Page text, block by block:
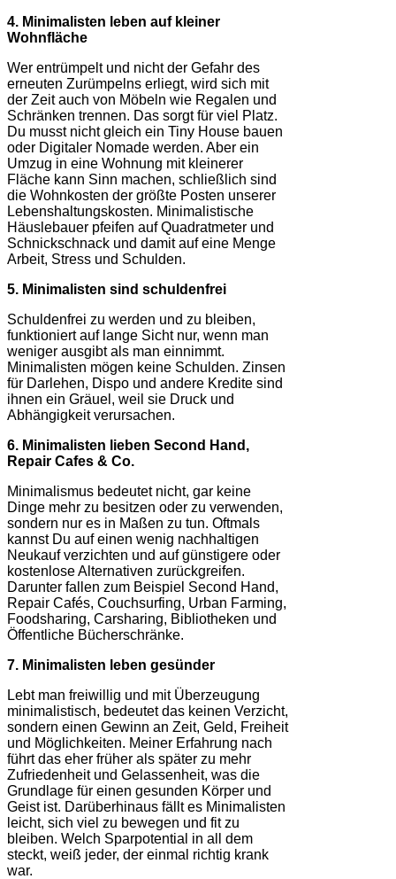
4. Minimalisten leben auf kleiner
Wohnfläche
Wer entrümpelt und nicht der Gefahr des
erneuten Zurümpelns erliegt, wird sich mit
der Zeit auch von Möbeln wie Regalen und
Schränken trennen. Das sorgt für viel Platz.
Du musst nicht gleich ein Tiny House bauen
oder Digitaler Nomade werden. Aber ein
Umzug in eine Wohnung mit kleinerer
Fläche kann Sinn machen, schließlich sind
die Wohnkosten der größte Posten unserer
Lebenshaltungskosten. Minimalistische
Häuslebauer pfeifen auf Quadratmeter und
Schnickschnack und damit auf eine Menge
Arbeit, Stress und Schulden.
5. Minimalisten sind schuldenfrei
Schuldenfrei zu werden und zu bleiben,
funktioniert auf lange Sicht nur, wenn man
weniger ausgibt als man einnimmt.
Minimalisten mögen keine Schulden. Zinsen
für Darlehen, Dispo und andere Kredite sind
ihnen ein Gräuel, weil sie Druck und
Abhängigkeit verursachen.
6. Minimalisten lieben Second Hand,
Repair Cafes & Co.
Minimalismus bedeutet nicht, gar keine
Dinge mehr zu besitzen oder zu verwenden,
sondern nur es in Maßen zu tun. Oftmals
kannst Du auf einen wenig nachhaltigen
Neukauf verzichten und auf günstigere oder
kostenlose Alternativen zurückgreifen.
Darunter fallen zum Beispiel Second Hand,
Repair Cafés, Couchsurfing, Urban Farming,
Foodsharing, Carsharing, Bibliotheken und
Öffentliche Bücherschränke.
7. Minimalisten leben gesünder
Lebt man freiwillig und mit Überzeugung
minimalistisch, bedeutet das keinen Verzicht,
sondern einen Gewinn an Zeit, Geld, Freiheit
und Möglichkeiten. Meiner Erfahrung nach
führt das eher früher als später zu mehr
Zufriedenheit und Gelassenheit, was die
Grundlage für einen gesunden Körper und
Geist ist. Darüberhinaus fällt es Minimalisten
leicht, sich viel zu bewegen und fit zu
bleiben. Welch Sparpotential in all dem
steckt, weiß jeder, der einmal richtig krank
war.